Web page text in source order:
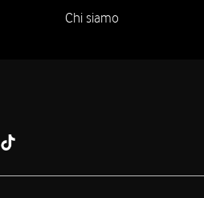
Chi siamo